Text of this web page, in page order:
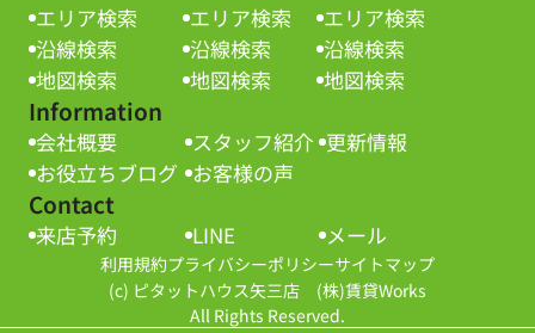
エリア検索
沿線検索
地図検索
エリア検索
沿線検索
地図検索
エリア検索
沿線検索
地図検索
Information
会社概要 スタッフ紹介 更新情報
お役立ちブログ お客様の声
Contact
来店予約 LINE メール
利用規約プライバシーポリシーサイトマップ
(c) ピタットハウス矢三店 (株)賃貸Works
All Rights Reserved.